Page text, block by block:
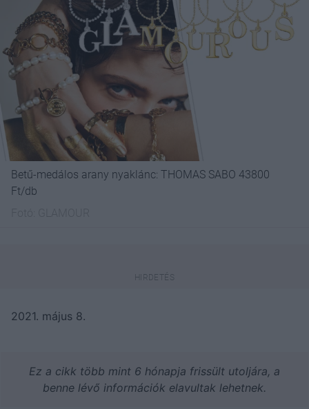
Betű-medálos arany nyaklánc: THOMAS SABO 43800
Ft/db
2021. május 8.
Ez a cikk több mint 6 hónapja frissült utoljára, a
benne lévő információk elavultak lehetnek.